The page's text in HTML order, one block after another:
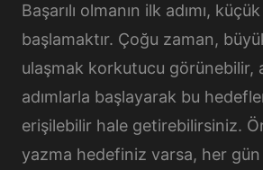
Başarılı olmanın ilk adımı,
başlamaktır. Çoğu zaman,
ulaşmak korkutucu görünebilir,
adımlarla başlayarak bu
erişilebilir hale getirebilirsiniz.
yazma hedefiniz varsa, her